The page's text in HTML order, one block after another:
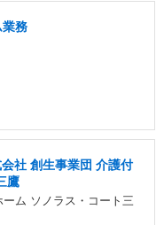
務
社 創生事業団 介護付
鷹
ム ソノラス・コート三